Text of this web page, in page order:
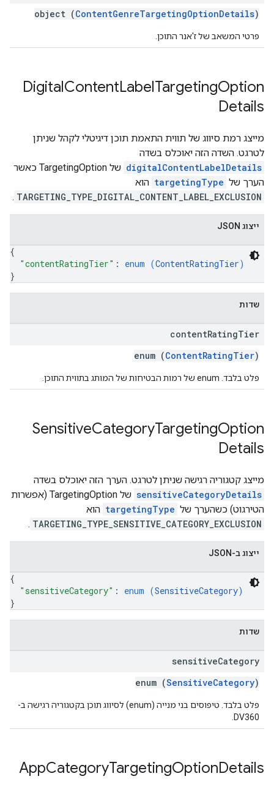
object (ContentGenreTargetingOptionDetails)
פרטי המשאב של ז'אנר התוכן.
DigitalContentLabelTargetingOption
Details
מייצג רמת סיווג של תווית התאמת תוכן דיגיטלי לקהל שניתן
לטרגט. השדה הזה יאוכלס בשדה
digitalContentLabelDetails
של TargetingOption כאשר
הערך של targetingType הוא
TARGETING_TYPE_DIGITAL_CONTENT_LABEL_EXCLUSION
.
ייצוג JSON
{
"contentRatingTier" : enum (ContentRatingTier)
}
שדות
contentRatingTier
enum (ContentRatingTier)
פלט בלבד. enum של רמות הבטיחות של המותג בתווית התוכן.
SensitiveCategoryTargetingOption
Details
מייצג קטגוריה רגישה שניתן לטרגט. הערך הזה יאוכלס בשדה
sensitiveCategoryDetails
של TargetingOption (אפשרות
הטירגוט) כשהערך של targetingType הוא
TARGETING_TYPE_SENSITIVE_CATEGORY_EXCLUSION
.
ייצוג ב-JSON
{
"sensitiveCategory" : enum (SensitiveCategory)
}
שדות
sensitiveCategory
enum (SensitiveCategory)
פלט בלבד. טיפוסים בני מנייה (enum) לסיווג תוכן בקטגוריה רגישה ב-
DV360.
AppCategoryTargetingOptionDetails